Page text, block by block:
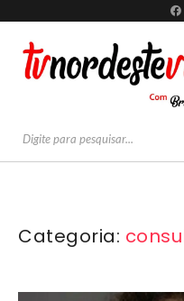
Categoria: